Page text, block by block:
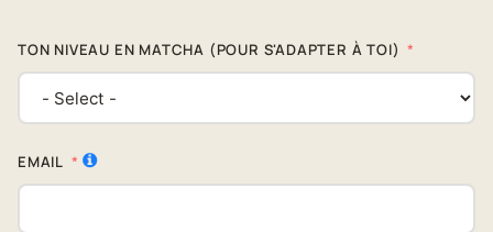
TON NIVEAU EN MATCHA (POUR S'ADAPTER À TOI)
EMAIL